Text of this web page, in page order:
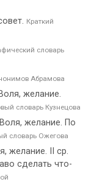
Краткий
словарь
Абрамова
желание.
словарь Кузнецова
желание. По
словарь Ожегова
желание. II ср.
сделать что-